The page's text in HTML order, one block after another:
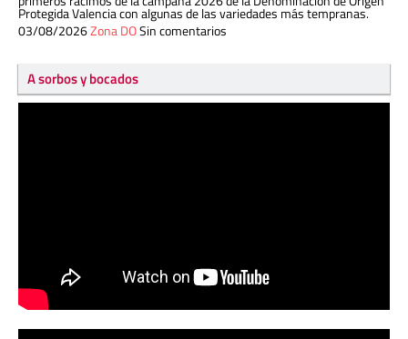
Protegida Valencia con algunas de las variedades más tempranas.
03/08/2026Zona DOSin comentarios
A sorbos y bocados